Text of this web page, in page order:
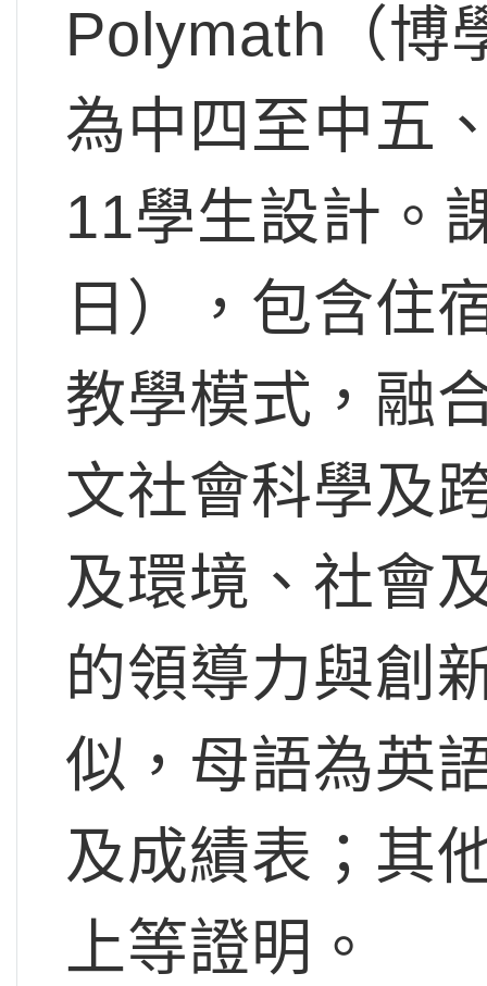
Polymath（博
為中四至中五
11學生設計。
日），包含住
教學模式，融
文社會科學及
及環境、社會
的領導力與創
似，母語為英
及成績表；其
上等證明。